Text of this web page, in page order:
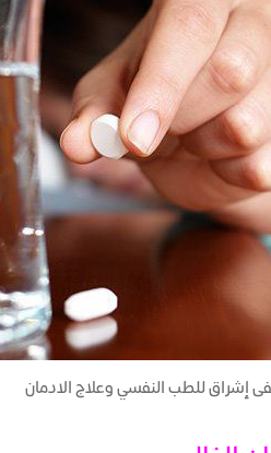
إشراق للطب النفسي وعلاج الادمان